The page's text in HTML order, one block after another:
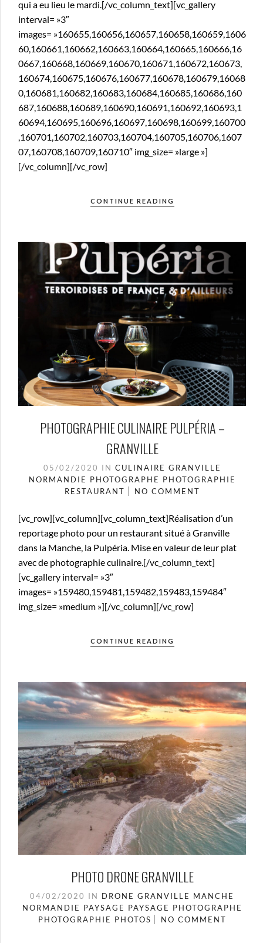
qui a eu lieu le mardi.[/vc_column_text][vc_gallery
interval= »3″
images= »160655,160656,160657,160658,160659,1606
60,160661,160662,160663,160664,160665,160666,16
0667,160668,160669,160670,160671,160672,160673,
160674,160675,160676,160677,160678,160679,16068
0,160681,160682,160683,160684,160685,160686,160
687,160688,160689,160690,160691,160692,160693,1
60694,160695,160696,160697,160698,160699,160700
,160701,160702,160703,160704,160705,160706,1607
07,160708,160709,160710″ img_size= »large »]
[/vc_column][/vc_row]
CONTINUE READING
PHOTOGRAPHIE CULINAIRE PULPÉRIA –
GRANVILLE
05/02/2020 IN CULINAIRE GRANVILLE
NORMANDIE PHOTOGRAPHE PHOTOGRAPHIE
RESTAURANT
NO COMMENT
[vc_row][vc_column][vc_column_text]Réalisation d’un
reportage photo pour un restaurant situé à Granville
dans la Manche, la Pulpéria. Mise en valeur de leur plat
avec de photographie culinaire.[/vc_column_text]
[vc_gallery interval= »3″
images= »159480,159481,159482,159483,159484″
img_size= »medium »][/vc_column][/vc_row]
CONTINUE READING
PHOTO DRONE GRANVILLE
04/02/2020 IN DRONE GRANVILLE MANCHE
NORMANDIE PAYSAGE PAYSAGE PHOTOGRAPHE
PHOTOGRAPHIE PHOTOS NO COMMENT